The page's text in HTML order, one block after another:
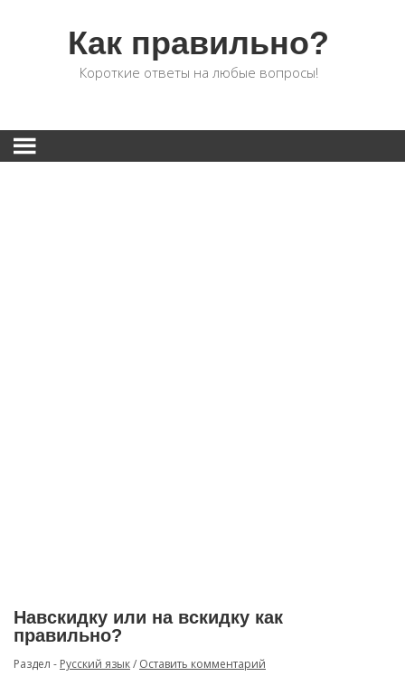
Как правильно?
Короткие ответы на любые вопросы!
Навскидку или на вскидку как
правильно?
Раздел - Русский язык/ Оставить комментарий